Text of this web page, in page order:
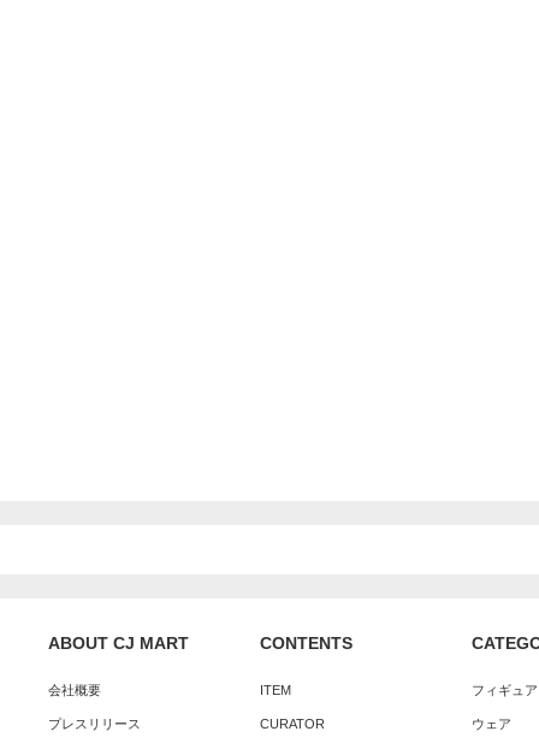
ABOUT CJ MART
会社概要
プレスリリース
CONTENTS
ITEM
CURATOR
フィギュ
ウェア